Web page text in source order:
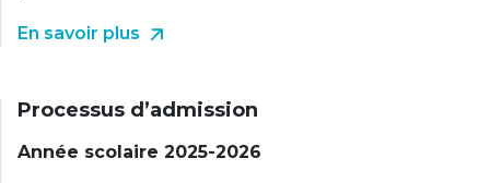
En savoir plus
Processus d’admission
Année scolaire 2025-2026